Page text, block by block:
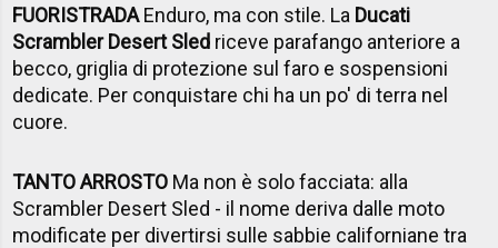
FUORISTRADAEnduro, ma con stile. La Ducati
Scrambler Desert Sled riceve parafango anteriore a
becco, griglia di protezione sul faro e sospensioni
dedicate. Per conquistare chi ha un po' di terra nel
cuore.
TANTO ARROSTO Ma non è solo facciata: alla
Scrambler Desert Sled - il nome deriva dalle moto
modificate per divertirsi sulle sabbie californiane tra